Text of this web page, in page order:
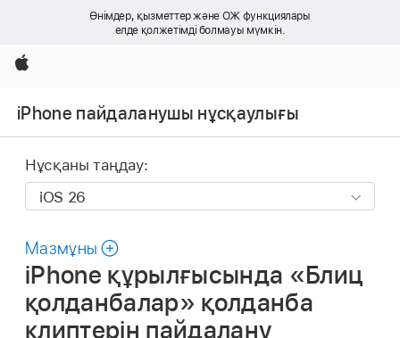
Өнімдер, қызметтер және ОЖ функциялары
елде қолжетімді болмауы мүмкін.
Apple
iPhone пайдаланушы нұсқаулығы
Нұсқаны таңдау:
Мазмұны
iPhone құрылғысында «Блиц
қолданбалар» қолданба
клиптерін пайдалану